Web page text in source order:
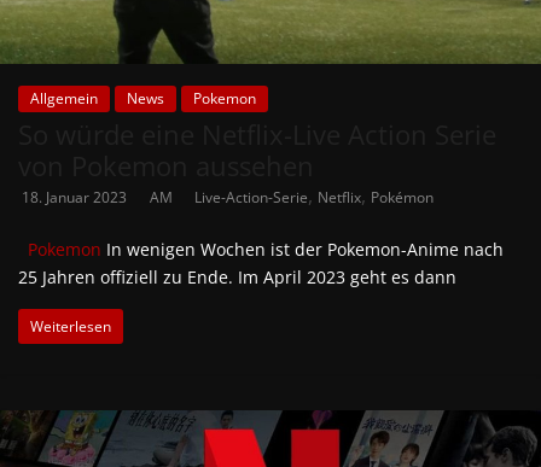
Allgemein News Pokemon
18. Januar 2023 AM Live-Action-Serie, Netflix, Pokémon
Pokemon In wenigen Wochen ist der Pokemon-Anime nach
25 Jahren offiziell zu Ende. Im April 2023 geht es dann
Weiterlesen